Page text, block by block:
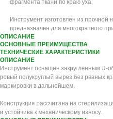
фрагмента ткани по краю уха.
Инструмент изготовлен из
предназначен для многократного
ОПИСАНИЕ
ОСНОВНЫЕ ПРЕИМУЩЕСТВА
ТЕХНИЧЕСКИЕ ХАРАКТЕРИСТИКИ
ОПИСАНИЕ
Инструмент оснащён закруглённым U-
ровый полукруглый вырез без рваных
маркировки в дальнейшем.
Конструкция рассчитана на
и устойчива к механическому износу.